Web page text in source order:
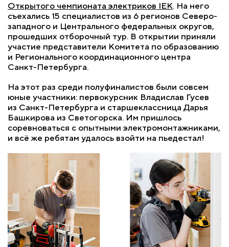
Открытого чемпионата электриков IEK. На него
съехались 15 специалистов из 6 регионов Северо-
западного и Центрального федеральных округов,
прошедших отборочный тур. В открытии приняли
участие представители Комитета по образованию
и Регионального координационного центра
Санкт-Петербурга.
На этот раз среди полуфиналистов были совсем
юные участники: первокурсник Владислав Гусев
из Санкт-Петербурга и старшеклассница Дарья
Башкирова из Светогорска. Им пришлось
соревноваться с опытными электромонтажниками,
и всё же ребятам удалось взойти на пьедестал!